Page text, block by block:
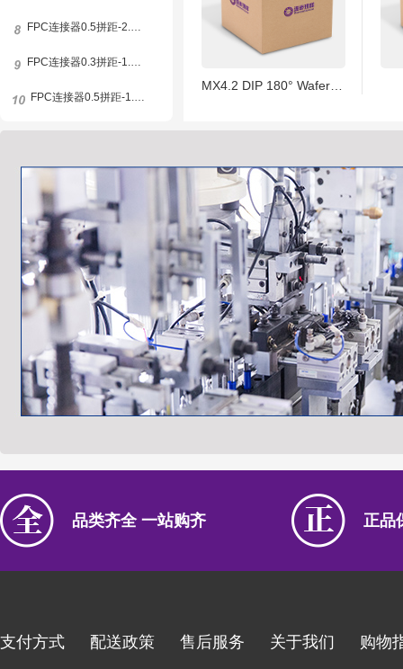
FPC连接器0.5拼距-2.0H-10P-抽拉下接
FPC连接器0.3拼距-1.0H-45P-翻盖下接
FPC连接器0.5拼距-1.0H-6P-前插后锁
品类齐全 一站购齐 正品
支付方式 配送政策 售后服务 关于我们 购物